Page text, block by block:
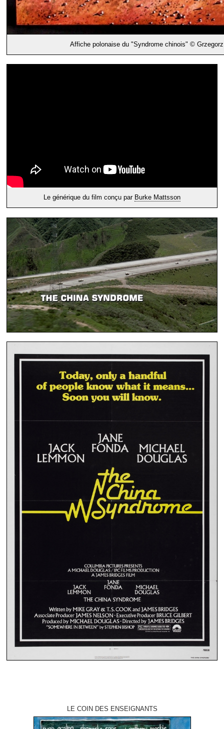
Affiche polonaise du "Syndrome chinois" © Grzegorz
Le générique du film conçu par Burke Mattsson
LE COIN DES ENSEIGNANTS